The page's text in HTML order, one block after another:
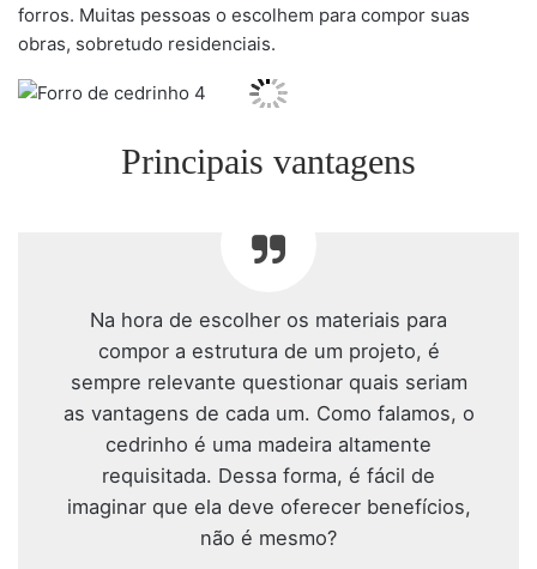
forros. Muitas pessoas o escolhem para compor suas
obras, sobretudo residenciais.
Principais vantagens
Na hora de escolher os materiais para
compor a estrutura de um projeto, é
sempre relevante questionar quais seriam
as vantagens de cada um. Como falamos, o
cedrinho é uma madeira altamente
requisitada. Dessa forma, é fácil de
imaginar que ela deve oferecer benefícios,
não é mesmo?